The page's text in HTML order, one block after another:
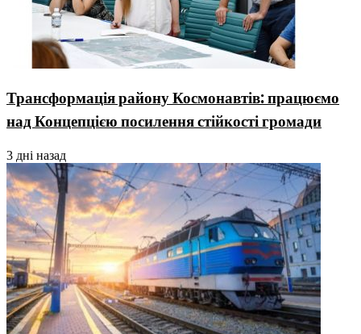
Трансформація району Космонавтів: працюємо
над Концепцією посилення стійкості громади
3 дні назад